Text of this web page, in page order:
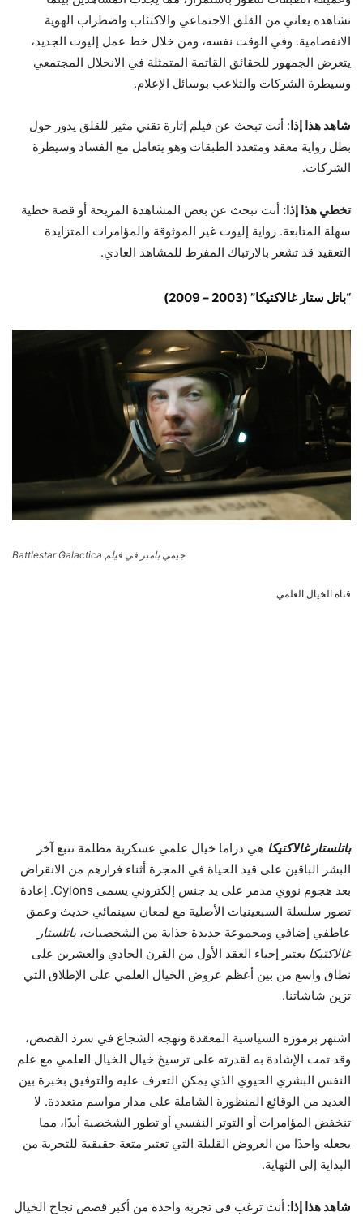
نشاهده يعاني من القلق الاجتماعي والاكتئاب واضطراب الهوية
الانفصامية. وفي الوقت نفسه، ومن خلال خط عمل إليوت الجديد،
يتعرض الجمهور للحقائق القاتمة المتمثلة في الانحلال المجتمعي
وسيطرة الشركات والتلاعب بوسائل الإعلام.
شاهد هذا إذا: أنت تبحث عن فيلم إثارة تقني مثير للقلق يدور حول
بطل رواية معقد ومتعدد الطبقات وهو يتعامل مع الفساد وسيطرة
الشركات.
تخطي هذا إذا: أنت تبحث عن بعض المشاهدة المريحة أو قصة خطية
سهلة المتابعة. رواية إليوت غير الموثوقة والمؤامرات المتزايدة
التعقيد قد تشعر بالارتباك المفرط للمشاهد العادي.
“باتل ستار غالاكتيكا” (2003 – 2009)
جيمي بامبر في فيلم Battlestar Galactica
قناة الخيال العلمي
باتلستار غالاكتيكا هي دراما خيال علمي عسكرية مظلمة تتبع آخر
البشر الباقين على قيد الحياة في المجرة أثناء فرارهم من الانقراض
بعد هجوم نووي مدمر على يد جنس إلكتروني يسمى Cylons. إعادة
تصور سلسلة السبعينيات الأصلية مع لمعان سينمائي حديث وعمق
عاطفي إضافي ومجموعة جديدة جذابة من الشخصيات، باتلستار
غالاكتيكا يعتبر إحياء العقد الأول من القرن الحادي والعشرين على
نطاق واسع من بين أعظم عروض الخيال العلمي على الإطلاق التي
تزين شاشاتنا.
اشتهر برموزه السياسية المعقدة ونهجه الشجاع في سرد ​​القصص،
وقد تمت الإشادة به لقدرته على ترسيخ خيال الخيال العلمي مع علم
النفس البشري الحيوي الذي يمكن التعرف عليه والتوفيق بخبرة بين
العديد من الوقائع المنظورة الشاملة على مدار مواسم متعددة. لا
تنخفض المؤامرات أو التوتر النفسي أو تطور الشخصية أبدًا، مما
يجعله واحدًا من العروض القليلة التي تعتبر متعة حقيقية للتجربة من
البداية إلى النهاية.
شاهد هذا إذا: أنت ترغب في تجربة واحدة من أكبر قصص نجاح الخيال